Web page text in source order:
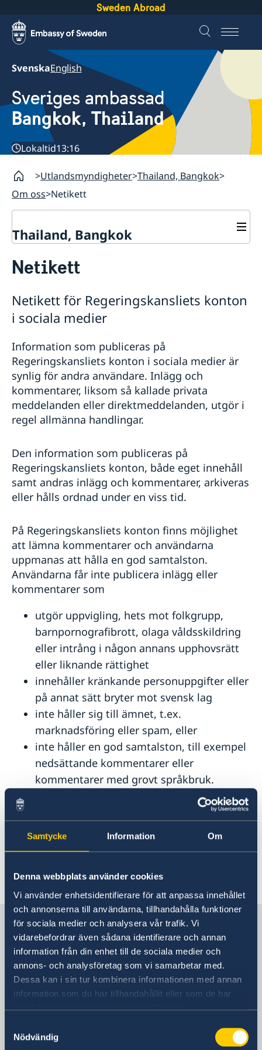
Samtycke Information Om
Denna webbplats använder cookies
Vi använder enhetsidentifierare för att anpassa innehållet
och annonserna till användarna, tillhandahålla funktioner
för sociala medier och analysera vår trafik. Vi
vidarebefordrar även sådana identifierare och annan
information från din enhet till de sociala medier och
annons- och analysföretag som vi samarbetar med.
Dessa kan i sin tur kombinera informationen med annan
information som du har tillhandahållit eller som de har
samlat in när du har använt deras tjänster.
Nödvändig
Sweden Abroad
SvenskaEnglish
Sveriges ambassad
Bangkok, Thailand
Lokaltid13:16
Utlandsmyndigheter Thailand, Bangkok
Om oss Netikett
Thailand, Bangkok
Om oss
Netikett
Sociala media - kommunikation
Dataskyddspolicy
Vi är en resurs för svenska företag
Team Sweden
Så kan du få stöd
Svenska företag i Thailand
Anmäl handelshinder
Aktuellt
Nyheter
Lediga tjänster
Netikett
Netikett för Regeringskansliets konton
i sociala medier
Information som publiceras på
Regeringskansliets konton i sociala medier är
synlig för andra användare. Inlägg och
kommentarer, liksom så kallade privata
meddelanden eller direktmeddelanden, utgör i
regel allmänna handlingar.
Den information som publiceras på
Regeringskansliets konton, både eget innehåll
samt andras inlägg och kommentarer, arkiveras
eller hålls ordnad under en viss tid.
På Regeringskansliets konton finns möjlighet
att lämna kommentarer och användarna
uppmanas att hålla en god samtalston.
Användarna får inte publicera inlägg eller
kommentarer som
utgör uppvigling, hets mot folkgrupp,
barnpornografibrott, olaga våldsskildring
eller intrång i någon annans upphovsrätt
eller liknande rättighet
innehåller kränkande personuppgifter eller
på annat sätt bryter mot svensk lag
inte håller sig till ämnet, t.ex.
marknadsföring eller spam, eller
inte håller en god samtalston, till exempel
nedsättande kommentarer eller
kommentarer med grovt språkbruk.
Inlägg eller kommentarer som bryter mot
reglerna kan komma att raderas från
myndighetens konton. Personer som bryter
mot reglerna kan även komma att blockeras.
Senast uppdaterad 21 sep. 2020, 13.59
Sverige i Thailand
Sveriges ambassad
Besöksadress
mellan soi 4 och soi 6